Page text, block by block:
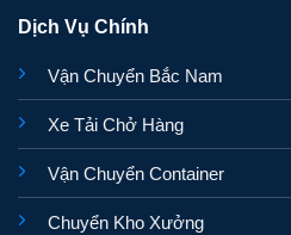
Dịch Vụ Chính
Vận Chuyển Bắc Nam
Xe Tải Chở Hàng
Vận Chuyển Container
Chuyển Kho Xưởng